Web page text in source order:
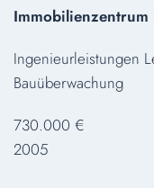
Immobilienzentrum
Ingenieurleistungen
Bauüberwachung
730.000 €
2005